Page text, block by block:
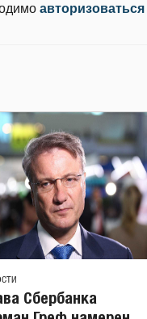
авторизоваться
Сбербанка